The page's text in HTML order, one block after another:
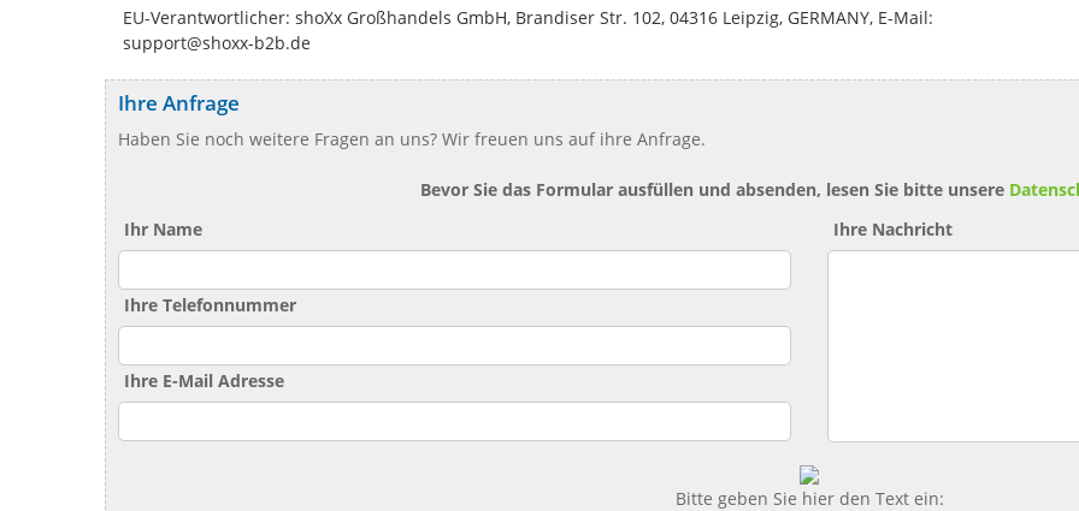
EU-Verantwortlicher: shoXx Großhandels GmbH, Brandiser Str. 102, 04316 Leipzig, GERMANY, E-Mail:
support@shoxx-b2b.de
Ihre Anfrage
Haben Sie noch weitere Fragen an uns? Wir freuen uns auf ihre Anfrage.
Bevor Sie das Formular ausfüllen und absenden, lesen Sie bitte unsere
Ihr Name
Ihre Telefonnummer
Ihre E-Mail Adresse
Ihre Nachricht
Bitte geben Sie hier den Text ein: